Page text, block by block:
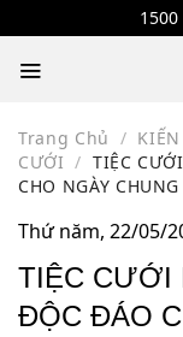
to
content
1500
Trang Chủ /
CƯỚI / TIỆC
CHO NGÀY
Thứ năm, 22/05/
TIỆC CƯỚI
ĐỘC ĐÁO